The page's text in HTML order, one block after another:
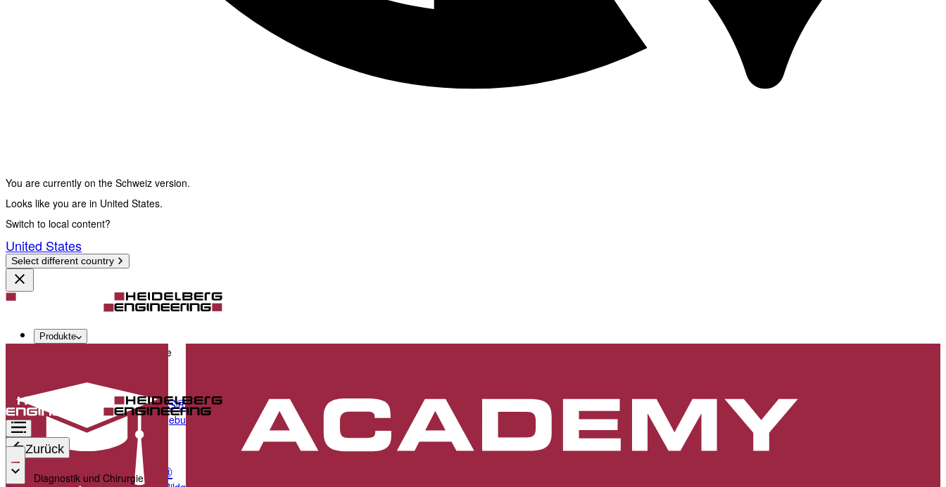
You are currently on the Schweiz version.
Looks like you are in United States.
Switch to local content?
United States
Select different country
Produkte
Diagnostik und Chirurgie
SPECTRALIS®
Multimodale Bildgebungsplattform, optimiert für den hinteren Augenabschnitt
ANTERION®
Zurück
Diagnostik und Chirurgie